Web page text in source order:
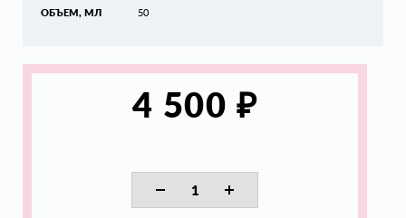
ОБЪЕМ, МЛ 50
4 500 ₽